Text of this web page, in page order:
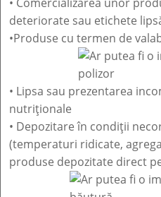
deteriorate sau etichete
•Produse cu termen de
• Lipsa sau prezentarea
nutriționale
• Depozitare în condiții
(temperaturi ridicate,
produse depozitate direct